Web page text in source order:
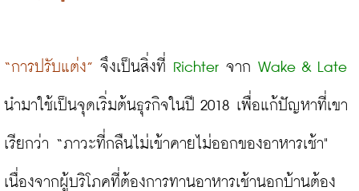
“การปรับแต่ง” จึงเป็นสิ่งที่ Richter จาก Wake & Late
นำมาใช้เป็นจุดเริ่มต้นธุรกิจในปี 2018 เพื่อแก้ปัญหาที่เขา
เรียกว่า “ภาวะที่กลืนไม่เข้าคายไม่ออกของอาหารเช้า"
เนื่องจากผู้บริโภคที่ต้องการทานอาหารเช้านอกบ้านต้อง